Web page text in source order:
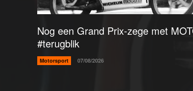
Nog een Grand Prix-zege met
#terugblik
Motorsport 07/08/2026